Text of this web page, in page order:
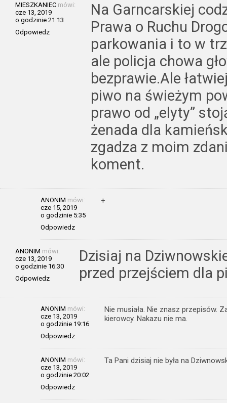
MIESZKANIEC mówi:
cze 13, 2019
o godzinie 21:13
Odpowiedz
Na Garncarskiej
Prawa o Ruchu
parkowania i to w
ale policja chowa
bezprawie.Ale
piwo na świeżym
prawo od „elyty”
żenada dla
zgadza z moim
koment.
ANONIM mówi:
cze 15, 2019
o godzinie 5:35
Odpowiedz
+
ANONIM mówi:
cze 13, 2019
o godzinie 16:30
Odpowiedz
Dzisiaj na
przed przejściem dla
ANONIM mówi:
cze 13, 2019
o godzinie 19:16
Odpowiedz
Nie musiała. Nie znasz przepisów.
kierowcy. Nakazu nie ma.
ANONIM mówi:
cze 13, 2019
o godzinie 20:02
Odpowiedz
Ta Pani dzisiaj nie była na